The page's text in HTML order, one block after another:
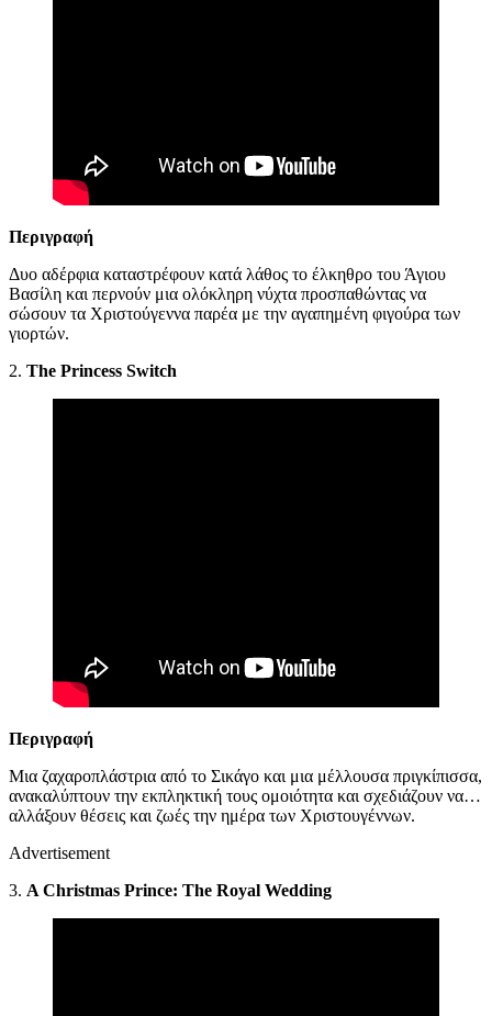
Περιγραφή
Δυο αδέρφια καταστρέφουν κατά λάθος το έλκηθρο του Άγιου
Βασίλη και περνούν μια ολόκληρη νύχτα προσπαθώντας να
σώσουν τα Χριστούγεννα παρέα με την αγαπημένη φιγούρα των
γιορτών.
2. The Princess Switch
Περιγραφή
Μια ζαχαροπλάστρια από το Σικάγο και μια μέλλουσα πριγκίπισσα,
ανακαλύπτουν την εκπληκτική τους ομοιότητα και σχεδιάζουν να…
αλλάξουν θέσεις και ζωές την ημέρα των Χριστουγέννων.
Advertisement
3. A Christmas Prince: The Royal Wedding